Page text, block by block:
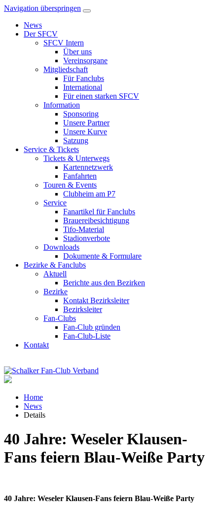
Navigation überspringen
News
Der SFCV
SFCV Intern
Über uns
Vereinsorgane
Mitgliedschaft
Für Fanclubs
International
Für einen starken SFCV
Information
Sponsoring
Unsere Partner
Unsere Kurve
Satzung
Service & Tickets
Tickets & Unterwegs
Kartennetzwerk
Fanfahrten
Touren & Events
Clubheim am P7
Service
Fanartikel für Fanclubs
Brauereibesichtigung
Tifo-Material
Stadionverbote
Downloads
Dokumente & Formulare
Bezirke & Fanclubs
Aktuell
Berichte aus den Bezirken
Bezirke
Kontakt Bezirksleiter
Bezirksleiter
Fan-Clubs
Fan-Club gründen
Fan-Club-Liste
Kontakt
Home
News
Details
40 Jahre: Weseler Klausen-
Fans feiern Blau-Weiße Party
40 Jahre: Weseler Klausen-Fans feiern Blau-Weiße Party